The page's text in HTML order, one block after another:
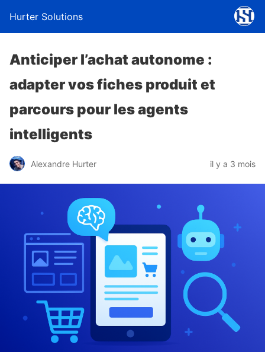
Hurter Solutions
Anticiper l’achat autonome :
adapter vos fiches produit et
parcours pour les agents
intelligents
Alexandre Hurter il y a 3 mois